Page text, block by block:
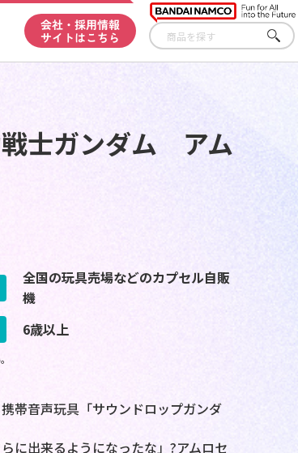
会社・採用情報
サイトはこちら
さが
す
士ガンダム アム
全国の玩具売場などのカプセル自販
機
6歳以上
帯音声玩具「サウンドロップガンダ
に出来るようになったな」?アムロセ